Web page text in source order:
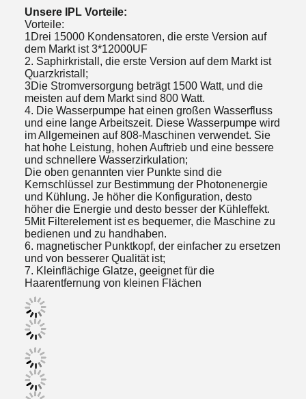
Unsere IPL Vorteile:
Vorteile:
1Drei 15000 Kondensatoren, die erste Version auf
dem Markt ist 3*12000UF
2. Saphirkristall, die erste Version auf dem Markt ist
Quarzkristall;
3Die Stromversorgung beträgt 1500 Watt, und die
meisten auf dem Markt sind 800 Watt.
4. Die Wasserpumpe hat einen großen Wasserfluss
und eine lange Arbeitszeit. Diese Wasserpumpe wird
im Allgemeinen auf 808-Maschinen verwendet. Sie
hat hohe Leistung, hohen Auftrieb und eine bessere
und schnellere Wasserzirkulation;
Die oben genannten vier Punkte sind die
Kernschlüssel zur Bestimmung der Photonenergie
und Kühlung. Je höher die Konfiguration, desto
höher die Energie und desto besser der Kühleffekt.
5Mit Filterelement ist es bequemer, die Maschine zu
bedienen und zu handhaben.
6. magnetischer Punktkopf, der einfacher zu ersetzen
und von besserer Qualität ist;
7. Kleinflächige Glatze, geeignet für die
Haarentfernung von kleinen Flächen